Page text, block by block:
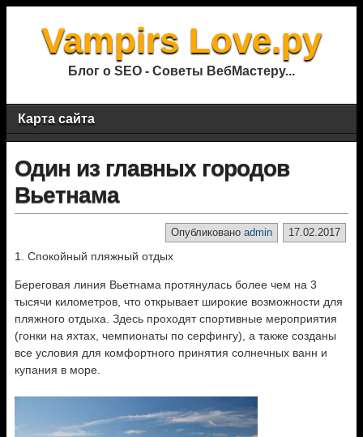
Vampirs Love.ру
Блог о SEO - Советы ВебМастеру...
Карта сайта
Один из главных городов
Вьетнама
17.02.2017
Опубликовано admin
1. Спокойный пляжный отдых
Береговая линия Вьетнама протянулась более чем на 3
тысячи километров, что открывает широкие возможности для
пляжного отдыха. Здесь проходят спортивные мероприятия
(гонки на яхтах, чемпионаты по серфингу), а также созданы
все условия для комфортного принятия солнечных ванн и
купания в море.